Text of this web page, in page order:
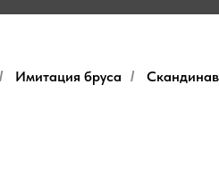
/ Имитация бруса /